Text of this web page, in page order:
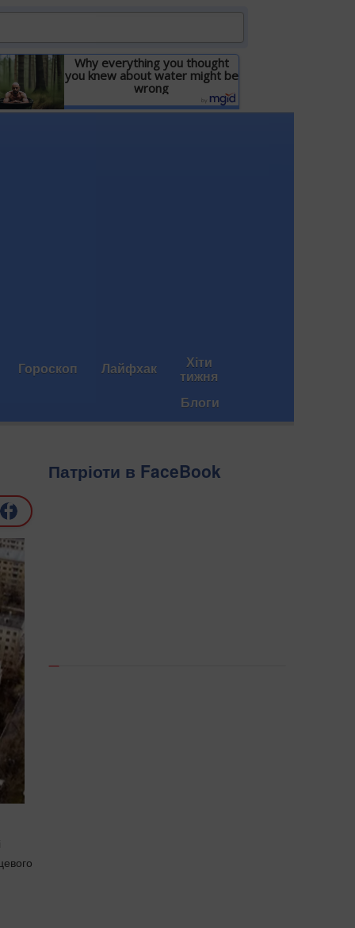
Why everything you thought
you knew about water might be
wrong
Детальніше
Гороскоп Лайфхак Хіти
тижня
Блоги
Патріоти в FaceBook